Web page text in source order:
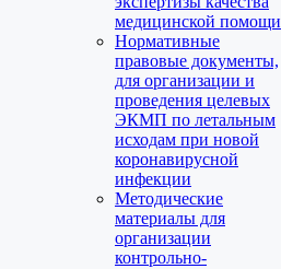
медицинской помощи
Нормативные
правовые документы,
для организации и
проведения целевых
ЭКМП по летальным
исходам при новой
коронавирусной
инфекции
Методические
материалы для
организации
контрольно-